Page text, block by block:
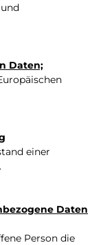
Daten;
einer
Daten
Person die